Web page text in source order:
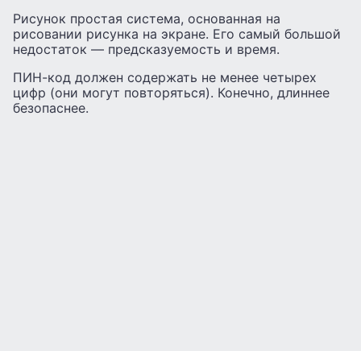
Рисунок простая система, основанная на
рисовании рисунка на экране. Его самый большой
недостаток — предсказуемость и время.
ПИН-код должен содержать не менее четырех
цифр (они могут повторяться). Конечно, длиннее
безопаснее.